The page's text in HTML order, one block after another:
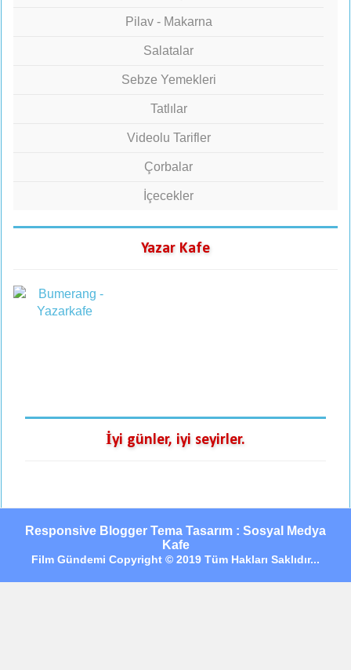
Pilav - Makarna
Salatalar
Sebze Yemekleri
Tatlılar
Videolu Tarifler
Çorbalar
İçecekler
Yazar Kafe
İyi günler, iyi seyirler.
Responsive Blogger Tema Tasarım : Sosyal Medya
Kafe
Film Gündemi Copyright © 2019 Tüm Hakları Saklıdır...